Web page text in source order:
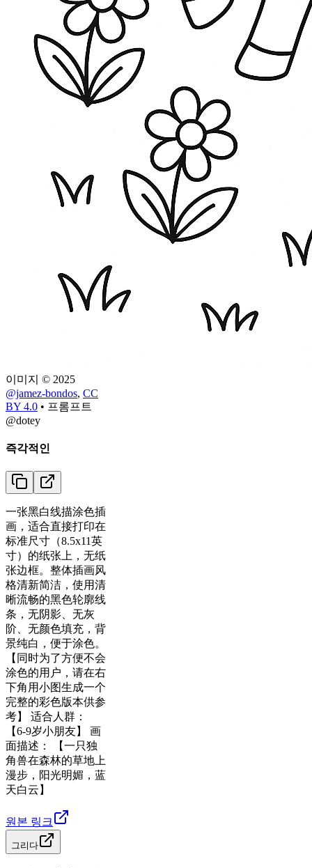
이미지 © 2025
@jamez-bondos, CC
BY 4.0 • 프롬프트
@dotey
즉각적인
一张黑白线描涂色插
画，适合直接打印在
标准尺寸（8.5x11英
寸）的纸张上，无纸
张边框。整体插画风
格清新简洁，使用清
晰流畅的黑色轮廓线
条，无阴影、无灰
阶、无颜色填充，背
景纯白，便于涂色。
【同时为了方便不会
涂色的用户，请在右
下角用小图生成一个
完整的彩色版本供参
考】 适合人群：
【6-9岁小朋友】 画
面描述： 【一只独
角兽在森林的草地上
漫步，阳光明媚，蓝
天白云】
원본 링크
그리다